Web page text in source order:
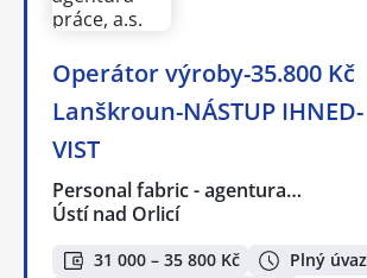
Operátor výroby-35.800 Kč
Lanškroun-NÁSTUP IHNED-
VIST
Personal fabric - agentura…
Ústí nad Orlicí
31 000 – 35 800 Kč
Plný